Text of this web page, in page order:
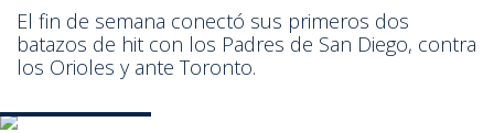
El fin de semana conectó sus primeros dos
batazos de hit con los Padres de San Diego, contra
los Orioles y ante Toronto.